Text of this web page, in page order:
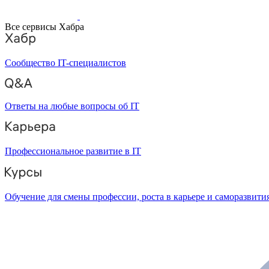
Все сервисы Хабра
Сообщество IT-специалистов
Ответы на любые вопросы об IT
Профессиональное развитие в IT
Обучение для смены профессии, роста в карьере и